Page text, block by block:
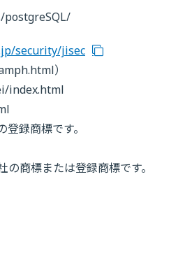
postgreSQL/
security/jisec
）
index.html
録商標です。
商標または登録商標です。